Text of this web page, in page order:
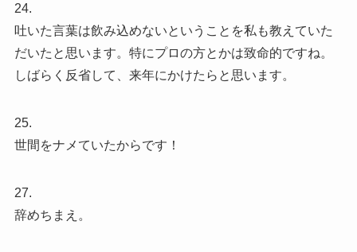
24.
吐いた言葉は飲み込めないということを私も教えていた
だいたと思います。特にプロの方とかは致命的ですね。
しばらく反省して、来年にかけたらと思います。
25.
世間をナメていたからです！
27.
辞めちまえ。